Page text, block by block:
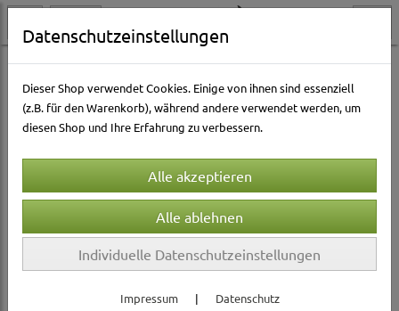
Hundewelt Halsbänder & Leinen Hundegeschirre
Datenschutzeinstellungen
Dieser Shop verwendet Cookies. Einige von ihnen sind essenziell
(z.B. für den Warenkorb), während andere verwendet werden, um
diesen Shop und Ihre Erfahrung zu verbessern.
Individuelle Datenschutzeinstellungen
Impressum | Datenschutz